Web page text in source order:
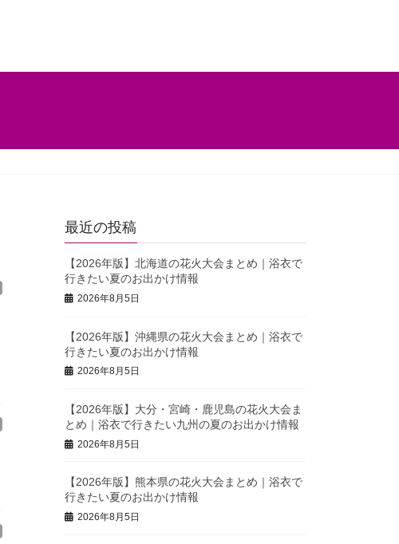
最近の投稿
【2026年版】北海道の花火大会まとめ｜浴衣で
行きたい夏のお出かけ情報
2026年8月5日
【2026年版】沖縄県の花火大会まとめ｜浴衣で
行きたい夏のお出かけ情報
2026年8月5日
【2026年版】大分・宮崎・鹿児島の花火大会ま
とめ｜浴衣で行きたい九州の夏のお出かけ情報
2026年8月5日
【2026年版】熊本県の花火大会まとめ｜浴衣で
行きたい夏のお出かけ情報
2026年8月5日